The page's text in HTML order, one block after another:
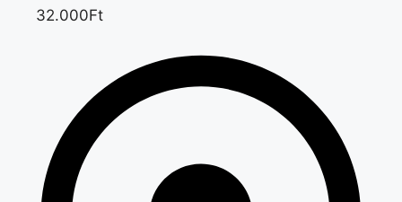
32.000Ft